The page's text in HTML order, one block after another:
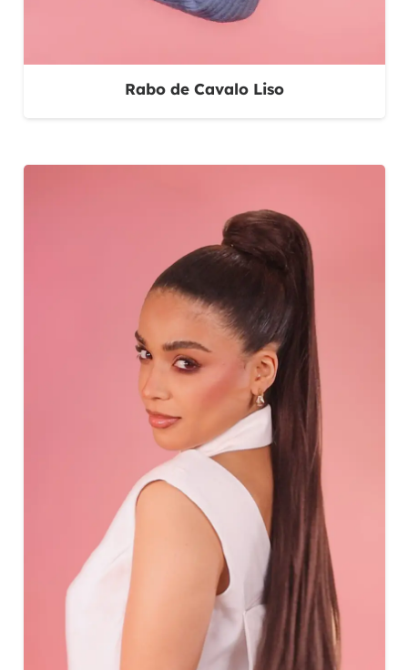
Rabo de Cavalo Liso